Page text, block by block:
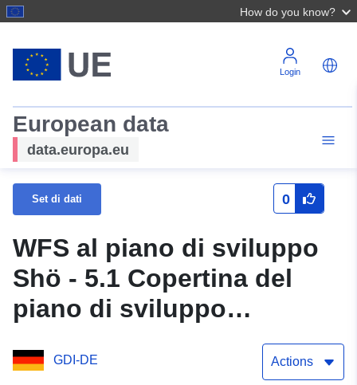
How do you know?
Login
European data
data.europa.eu
Set di dati 0
WFS al piano di sviluppo
Shö - 5.1 Copertina del
piano di sviluppo
sublocale dello sviluppo
tra Clus - Insediamento e
GDI-DE Actions